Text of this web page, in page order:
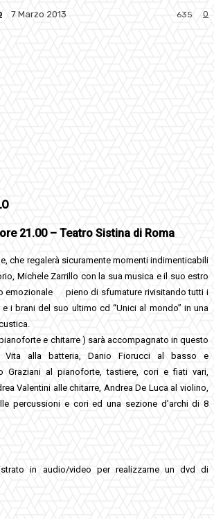
7 Marzo 2013 0
635
21.00 – Teatro Sistina di Roma
che regalerà sicuramente momenti indimenticabili
Michele Zarrillo con la sua musica e il suo estro
emozionale pieno di sfumature rivisitando tutti i
i brani del suo ultimo cd “Unici al mondo” in una
e chitarre ) sarà accompagnato in questo
alla batteria, Danio Fiorucci al basso e
Graziani al pianoforte, tastiere, cori e fiati vari,
Valentini alle chitarre, Andrea De Luca al violino,
percussioni e cori ed una sezione d’archi di 8
in audio/video per realizzarne un dvd di